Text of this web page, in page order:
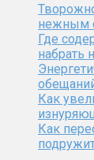
нежным
Где
набрать
Как
Как